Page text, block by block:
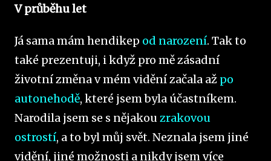
V průběhu let
Já sama mám hendikep od narození. Tak to
také prezentuji, i když pro mě zásadní
životní změna v mém vidění začala až po
autonehodě, které jsem byla účastníkem.
Narodila jsem se s nějakouzrakovou
ostrostí, a to byl můj svět. Neznala jsem jiné
vidění, jiné možnosti a nikdy jsem více